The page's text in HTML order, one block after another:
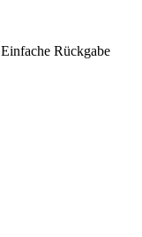
Einfache Rückgabe